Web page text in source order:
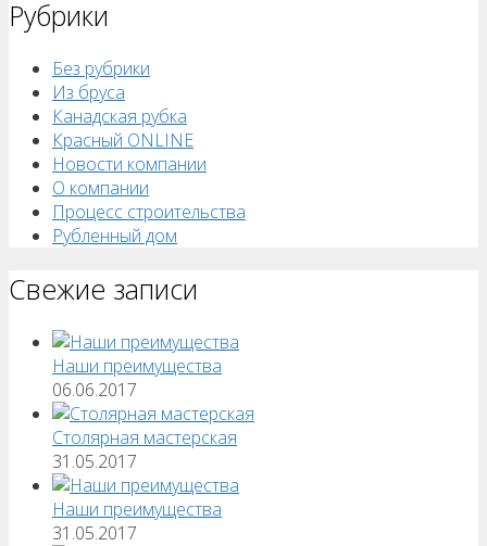
Рубрики
Без рубрики
Из бруса
Канадская рубка
Красный ONLINE
Новости компании
О компании
Процесс строительства
Рубленный дом
Свежие записи
Наши преимущества
06.06.2017
Столярная мастерская
31.05.2017
Наши преимущества
31.05.2017